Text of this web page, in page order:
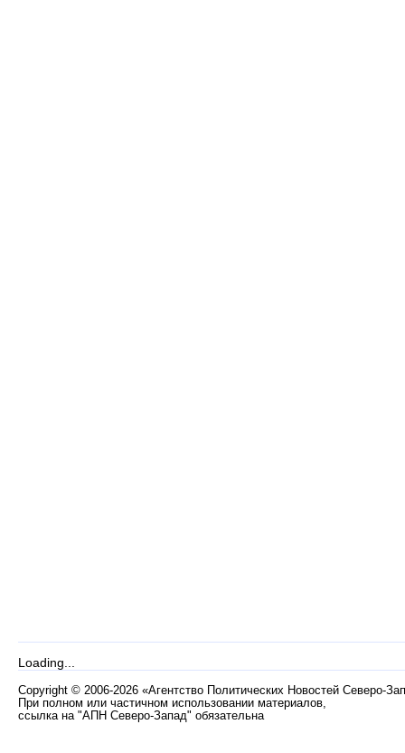
Loading...
Copyright © 2006-2026 «Агентство Политических Новостей Северо-
При полном или частичном использовании материалов,
ссылка на "АПН Северо-Запад" обязательна